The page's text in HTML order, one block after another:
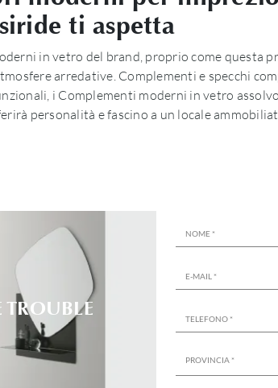
ti aspetta
in vetro del brand, proprio come questa
arredative. Complementi e specchi
i Complementi moderni in vetro
personalità e fascino a un locale